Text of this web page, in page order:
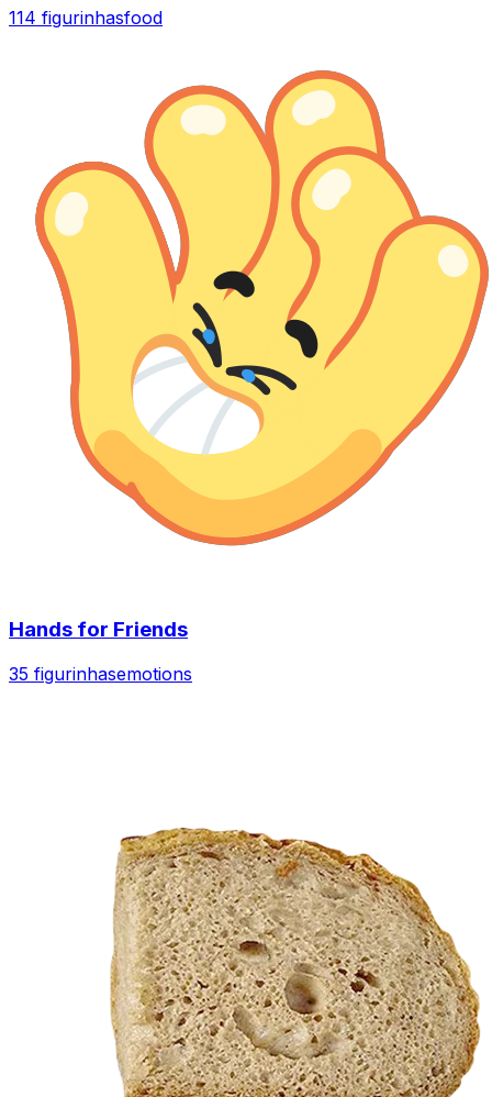
114 figurinhasfood
Hands for Friends
35 figurinhasemotions